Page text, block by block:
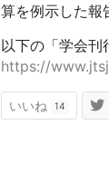
算を例示した報
以下の「学会刊
https://
いいね 14